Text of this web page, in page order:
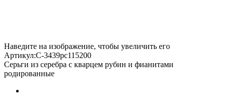
Наведите на изображение, чтобы увеличить его
Артикул:С-3439рс115200
Серьги из серебра с кварцем рубин и фианитами
родированные